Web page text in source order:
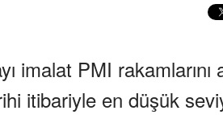
imalat PMI rakamlarını
itibariyle en düşük